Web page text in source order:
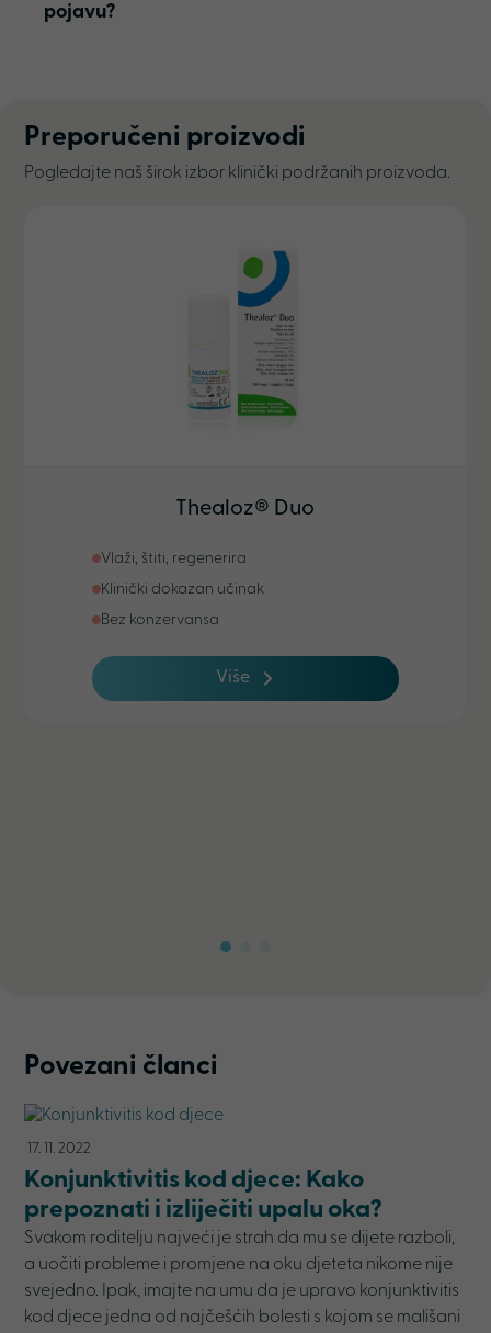
pojavu?
Preporučeni proizvodi
Pogledajte naš širok izbor klinički podržanih proizvoda.
Thealoz® Duo
Vlaži, štiti, regenerira
Klinički dokazan učinak
Bez konzervansa
Više
Povezani članci
17. 11. 2022
Konjunktivitis kod djece: Kako
prepoznati i izliječiti upalu oka?
Svakom roditelju najveći je strah da mu se dijete razboli,
a uočiti probleme i promjene na oku djeteta nikome nije
svejedno. Ipak, imajte na umu da je upravo konjunktivitis
kod djece jedna od najčešćih bolesti s kojom se mališani